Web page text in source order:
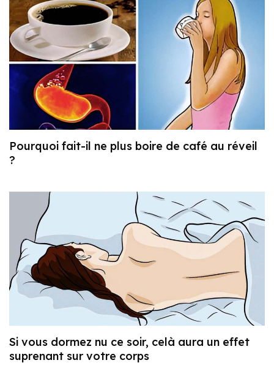
Pourquoi fait-il ne plus boire de café au réveil
?
Si vous dormez nu ce soir, celà aura un effet
suprenant sur votre corps